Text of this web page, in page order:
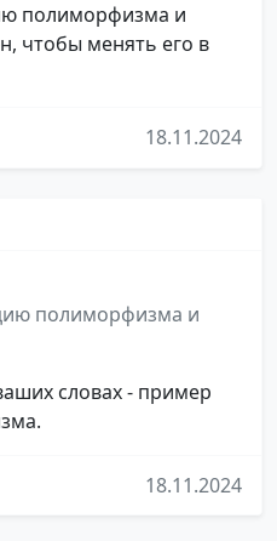
полиморфизма и
чтобы менять его в
18.11.2024
полиморфизма и
словах - пример
18.11.2024